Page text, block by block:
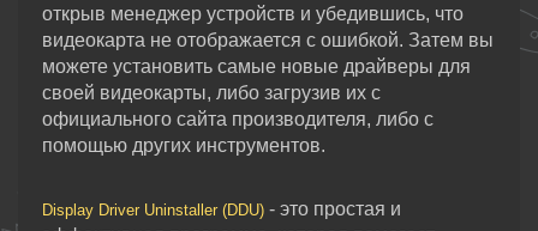
открыв менеджер устройств и убедившись, что
видеокарта не отображается с ошибкой. Затем вы
можете установить самые новые драйверы для
своей видеокарты, либо загрузив их с
официального сайта производителя, либо с
помощью других инструментов.
Display Driver Uninstaller (DDU) - это простая и